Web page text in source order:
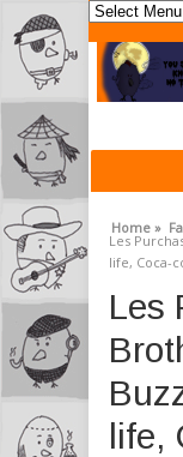
Home »
Les
life, Coca-
Les
life,